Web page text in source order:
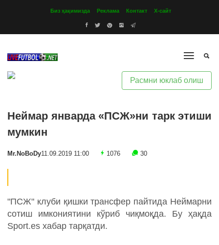
Биз ҳақимизда Реклама Контакт Х-сайт
Расмни юклаб олиш
Неймар январда «ПСЖ»ни тарк этиши
мумкин
Mr.NoBoDy11.09.2019 11:00 1076 30
"ПСЖ" клуби қишки трансфер пайтида Неймарни
сотиш имкониятини кўриб чиқмоқда. Бу ҳақда
Sport.es хабар тарқатди.